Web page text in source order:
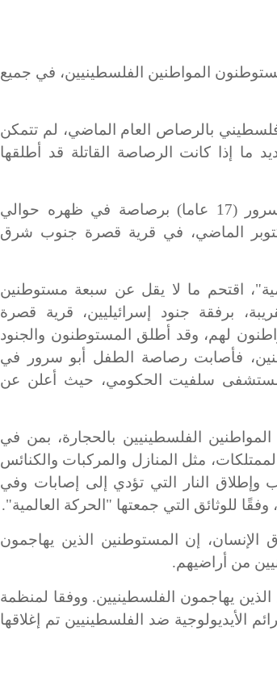
المواطنين الفلسطينيين، في جميع
بالرصاص العام الماضي، لم تتمكن
ما إذا كانت الرصاصة القاتلة قد أطلقها
فقد أصيب الطفل عبادة سعيد عوض أبو سرور (17 عاما) برصاصة في ظهره حوالي
في 11 تشرين أول/أكتوبر الماضي، في قرية قصرة جنوب شرق
اقتحم ما لا يقل عن سبعة مستوطنين
برفقة جنود إسرائيليين، قرية قصرة
لهم، وقد أطلق المستوطنون والجنود
فأصابت رصاصة الطفل أبو سرور في
سلفيت الحكومي، حيث أعلن عن
الفلسطينيين بالحجارة، بمن في
مثل المنازل والمركبات والكنائس
النار التي تؤدي إلى إصابات وفي
للوثائق التي جمعتها "الحركة العالمية".
إن المستوطنين الذين يهاجمون
من أراضيهم.
يهاجمون الفلسطينيين. ووفقا لمنظمة
في الجرائم الأيديولوجية ضد الفلسطينيين تم إغلاقها